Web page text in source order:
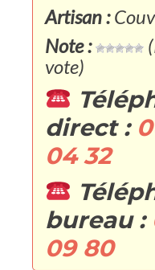
Artisan :
Note :
vote)
direct :
04 32
bureau :
09 80